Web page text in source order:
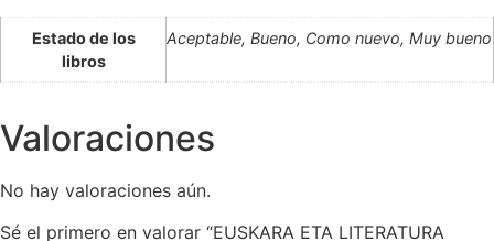
Estado de los
libros
Aceptable, Bueno, Como nuevo, Muy bueno
Valoraciones
No hay valoraciones aún.
Sé el primero en valorar “EUSKARA ETA LITERATURA